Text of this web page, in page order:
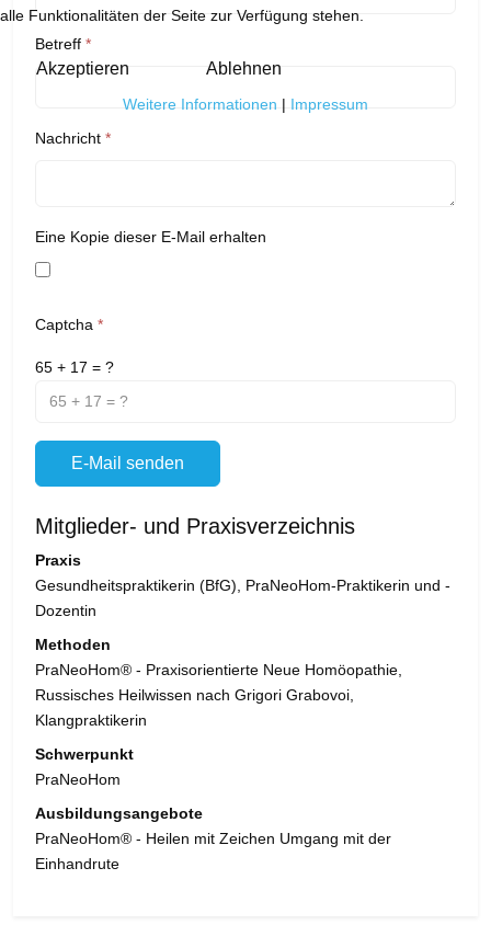
Betreff *
Nachricht *
Eine Kopie dieser E-Mail erhalten
Captcha *
65 + 17 = ?
E-Mail senden
Mitglieder- und Praxisverzeichnis
Praxis
Gesundheitspraktikerin (BfG), PraNeoHom-Praktikerin und -
Dozentin
Methoden
PraNeoHom® - Praxisorientierte Neue Homöopathie,
Russisches Heilwissen nach Grigori Grabovoi,
Klangpraktikerin
Schwerpunkt
PraNeoHom
Ausbildungsangebote
PraNeoHom® - Heilen mit Zeichen Umgang mit der
Einhandrute
alle Funktionalitäten der Seite zur Verfügung stehen.
Akzeptieren Ablehnen
Weitere Informationen | Impressum